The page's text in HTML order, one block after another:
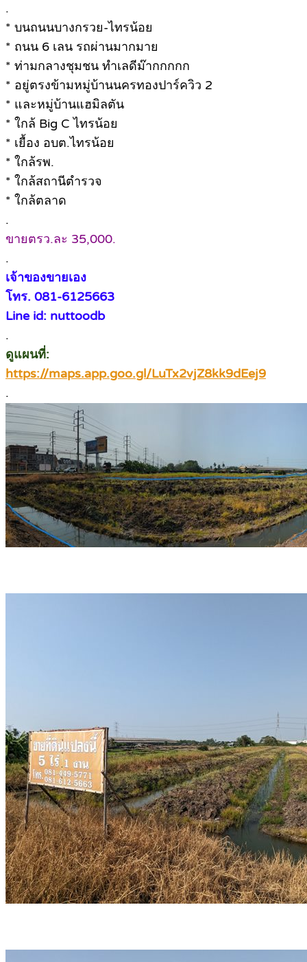
.
* บนถนนบางกรวย-ไทรน้อย
* ถนน 6 เลน รถผ่านมากมาย
* ท่ามกลางชุมชน ทำเลดีม๊ากกกกก
* อยู่ตรงข้ามหมู่บ้านนครทองปาร์ควิว 2
* และหมู่บ้านแฮมิลตัน
* ใกล้ Big C ไทรน้อย
* เยื้อง อบต.ไทรน้อย
* ใกล้รพ.
* ใกล้สถานีตำรวจ
* ใกล้ตลาด
.
ขายตรว.ละ 35,000.
.
เจ้าของขายเอง
โทร. 081-6125663
Line id: nuttoodb
.
ดูแผนที่:
https://maps.app.goo.gl/LuTx2vjZ8kk9dEej9
.